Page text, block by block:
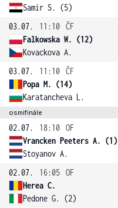
Samir S. (5)
03.07.
11:10 ČF
Falkowska W. (12)
Kovackova A.
03.07.
11:10 ČF
Popa M. (14)
Karatancheva L.
osmifinále
02.07. 18:10 OF
Vrancken Peeters A. (1)
Stoyanov A.
02.07.
16:05 OF
Herea C.
Pedone G. (2)